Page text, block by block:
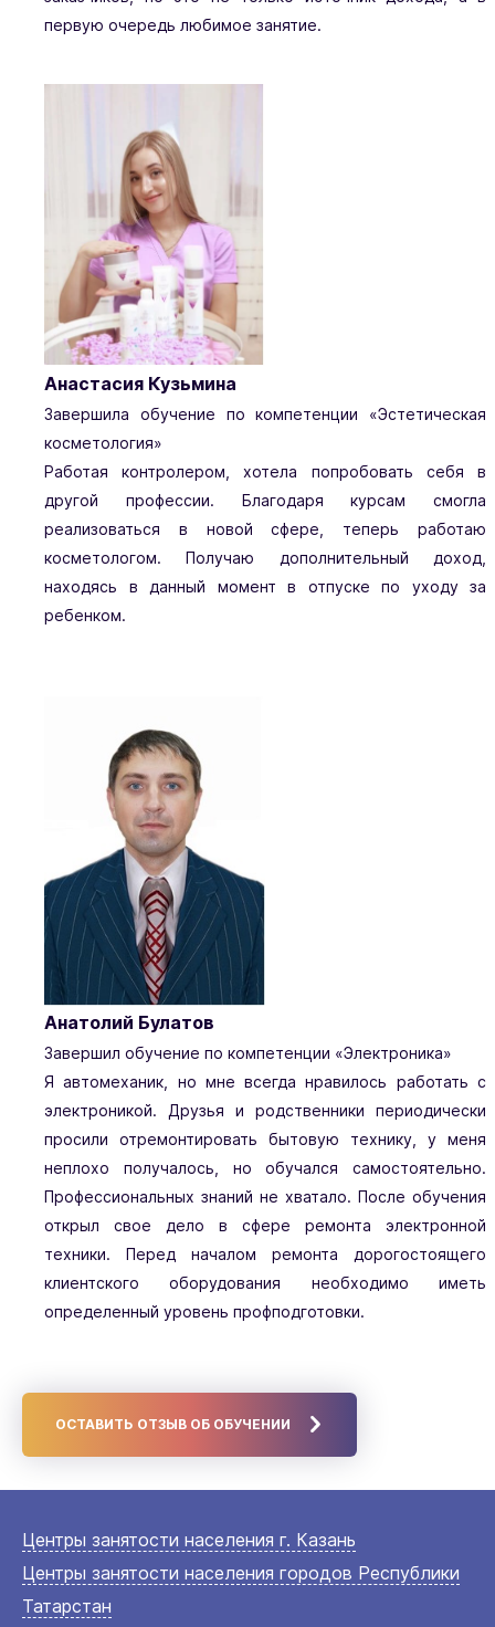
первую очередь любимое занятие.
Анастасия Кузьмина
Завершила обучение по компетенции «Эстетическая
косметология»
Работая контролером, хотела попробовать себя в
другой профессии. Благодаря курсам смогла
реализоваться в новой сфере, теперь работаю
косметологом. Получаю дополнительный доход,
находясь в данный момент в отпуске по уходу за
ребенком.
Анатолий Булатов
Завершил обучение по компетенции «Электроника»
Я автомеханик, но мне всегда нравилось работать с
электроникой. Друзья и родственники периодически
просили отремонтировать бытовую технику, у меня
неплохо получалось, но обучался самостоятельно.
Профессиональных знаний не хватало. После обучения
открыл свое дело в сфере ремонта электронной
техники. Перед началом ремонта дорогостоящего
клиентского оборудования необходимо иметь
определенный уровень профподготовки.
ОСТАВИТЬ ОТЗЫВ ОБ ОБУЧЕНИИ
Центры занятости населения г. Казань
Центры занятости населения городов Республики
Татарстан